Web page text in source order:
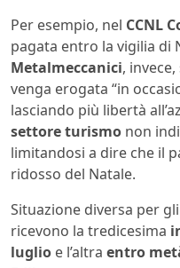
Per esempio, nel CCNL
pagata entro la vigilia di
Metalmeccanici,
venga erogata “in
lasciando più libertà
settore turismo non
limitandosi a dire che il
ridosso del Natale.
Situazione diversa per
ricevono la tredicesima
luglio e l’altra entro